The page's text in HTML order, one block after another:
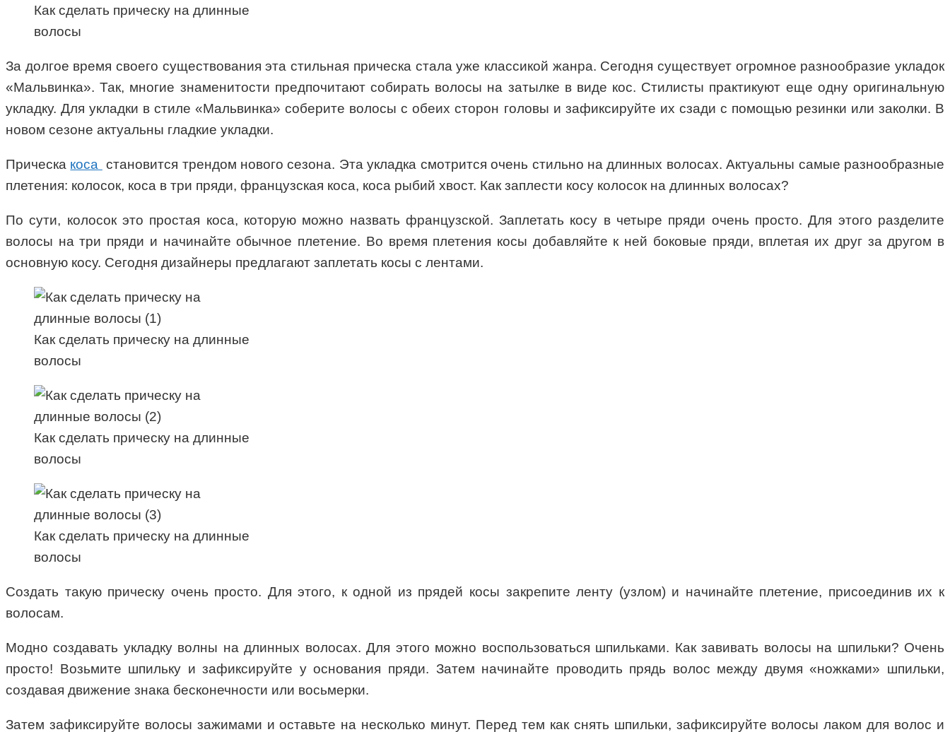
Как сделать прическу на длинные
волосы
За долгое время своего существования эта стильная прическа стала уже классикой жанра. Сегодня существует огромное разнообразие укладок
«Мальвинка». Так, многие знаменитости предпочитают собирать волосы на затылке в виде кос. Стилисты практикуют еще одну оригинальную
укладку. Для укладки в стиле «Мальвинка» соберите волосы с обеих сторон головы и зафиксируйте их сзади с помощью резинки или заколки. В
новом сезоне актуальны гладкие укладки.
Прическа коса становится трендом нового сезона. Эта укладка смотрится очень стильно на длинных волосах. Актуальны самые разнообразные
плетения: колосок, коса в три пряди, французская коса, коса рыбий хвост. Как заплести косу колосок на длинных волосах?
По сути, колосок это простая коса, которую можно назвать французской. Заплетать косу в четыре пряди очень просто. Для этого разделите
волосы на три пряди и начинайте обычное плетение. Во время плетения косы добавляйте к ней боковые пряди, вплетая их друг за другом в
основную косу. Сегодня дизайнеры предлагают заплетать косы с лентами.
Как сделать прическу на длинные
волосы
Как сделать прическу на длинные
волосы
Как сделать прическу на длинные
волосы
Создать такую прическу очень просто. Для этого, к одной из прядей косы закрепите ленту (узлом) и начинайте плетение, присоединив их к
волосам.
Модно создавать укладку волны на длинных волосах. Для этого можно воспользоваться шпильками. Как завивать волосы на шпильки? Очень
просто! Возьмите шпильку и зафиксируйте у основания пряди. Затем начинайте проводить прядь волос между двумя «ножками» шпильки,
создавая движение знака бесконечности или восьмерки.
Затем зафиксируйте волосы зажимами и оставьте на несколько минут. Перед тем как снять шпильки, зафиксируйте волосы лаком для волос и